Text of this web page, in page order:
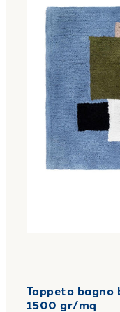
Tappeto bagno
1500 gr/mq